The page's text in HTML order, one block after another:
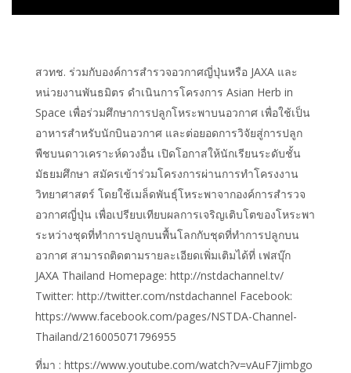
สวทช. ร่วมกับองค์การสำรวจอวกาศญี่ปุ่นหรือ JAXA และ
หน่วยงานพันธมิตร ดำเนินการโครงการ Asian Herb in
Space เพื่อร่วมศึกษาการปลูกโหระพาบนอวกาศ เพื่อใช้เป็น
อาหารสำหรับนักบินอวกาศ และต่อยอดการวิจัยสู่การปลูก
พืชบนดาวเคราะห์ดวงอื่น เปิดโอกาสให้นักเรียนระดับชั้น
มัธยมศึกษา สมัครเข้าร่วมโครงการผ่านการทำโครงงาน
วิทยาศาสตร์ โดยใช้เมล็ดพันธุ์โหระพาจากองค์การสำรวจ
อวกาศญี่ปุ่น เพื่อเปรียบเทียบผลการเจริญเติบโตของโหระพา
ระหว่างชุดที่ทำการปลูกบนพื้นโลกกับชุดที่ทำการปลูกบน
อวกาศ สามารถติดตามรายละเอียดเพิ่มเติมได้ที่ เฟสบุ๊ก
JAXA Thailand Homepage: http://nstdachannel.tv/
Twitter: http://twitter.com/nstdachannel Facebook:
https://www.facebook.com/pages/NSTDA-Channel-
Thailand/216005071796955
ที่มา : https://www.youtube.com/watch?v=vAuF7jimbgo